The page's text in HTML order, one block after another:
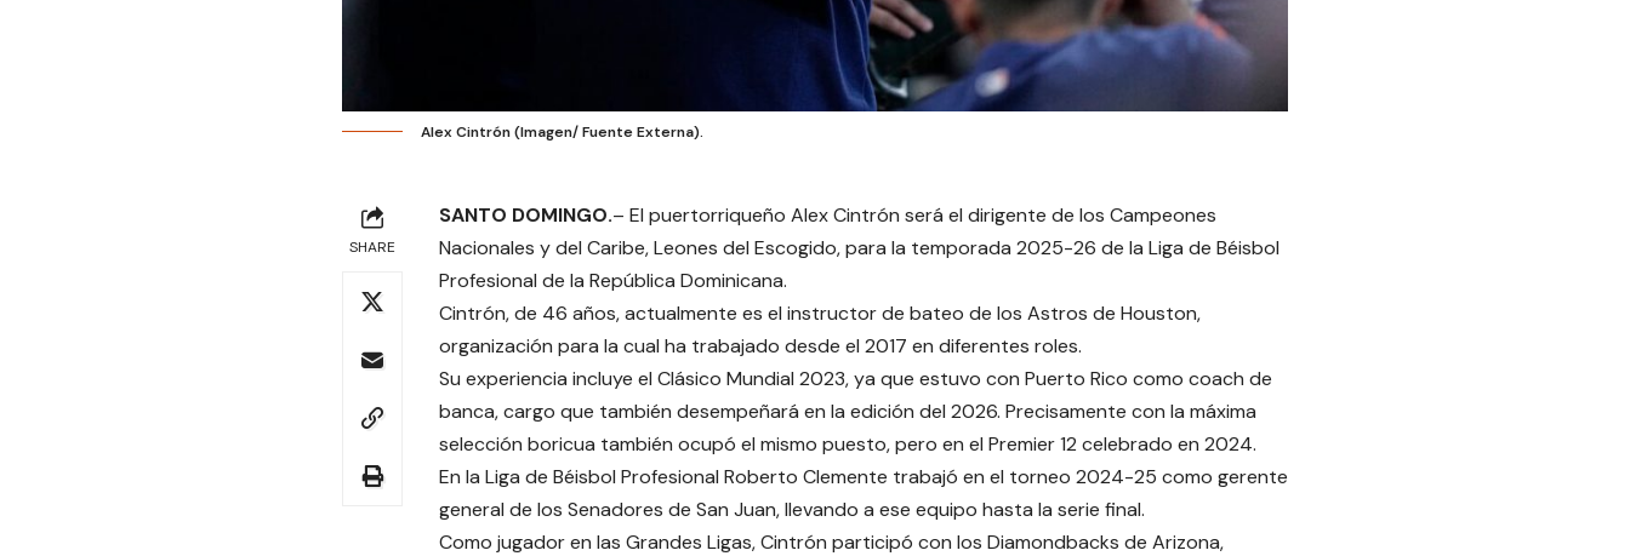
Alex Cintrón (Imagen/ Fuente Externa).
SHARE
SANTO DOMINGO.– El puertorriqueño Alex Cintrón será el dirigente de los Campeones
Nacionales y del Caribe, Leones del Escogido, para la temporada 2025-26 de la Liga de Béisbol
Profesional de la República Dominicana.
Cintrón, de 46 años, actualmente es el instructor de bateo de los Astros de Houston,
organización para la cual ha trabajado desde el 2017 en diferentes roles.
Su experiencia incluye el Clásico Mundial 2023, ya que estuvo con Puerto Rico como coach de
banca, cargo que también desempeñará en la edición del 2026. Precisamente con la máxima
selección boricua también ocupó el mismo puesto, pero en el Premier 12 celebrado en 2024.
En la Liga de Béisbol Profesional Roberto Clemente trabajó en el torneo 2024-25 como gerente
general de los Senadores de San Juan, llevando a ese equipo hasta la serie final.
Como jugador en las Grandes Ligas, Cintrón participó con los Diamondbacks de Arizona,